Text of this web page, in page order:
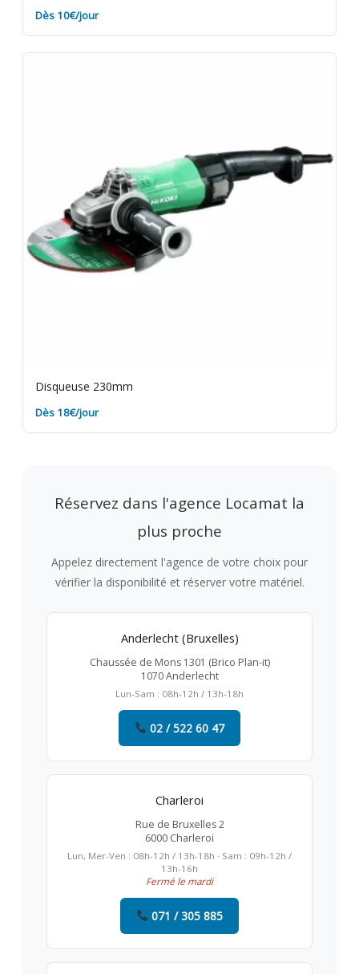
Dès 10€/jour
Disqueuse 230mm
Dès 18€/jour
Réservez dans l'agence Locamat la
plus proche
Appelez directement l'agence de votre choix pour
vérifier la disponibilité et réserver votre matériel.
Anderlecht (Bruxelles)
Chaussée de Mons 1301 (Brico Plan-it)
1070 Anderlecht
Lun-Sam : 08h-12h / 13h-18h
02 / 522 60 47
Charleroi
Rue de Bruxelles 2
6000 Charleroi
Lun, Mer-Ven : 08h-12h / 13h-18h · Sam : 09h-12h /
13h-16h
Fermé le mardi
071 / 305 885